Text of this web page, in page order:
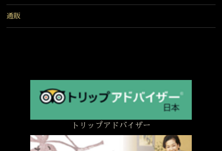
通販
トリップアドバイザー